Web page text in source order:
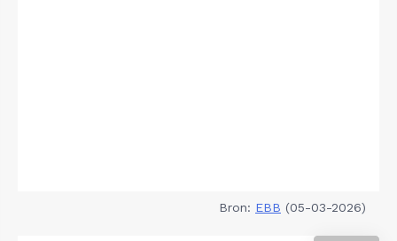
Bron: EBB (05-03-2026)